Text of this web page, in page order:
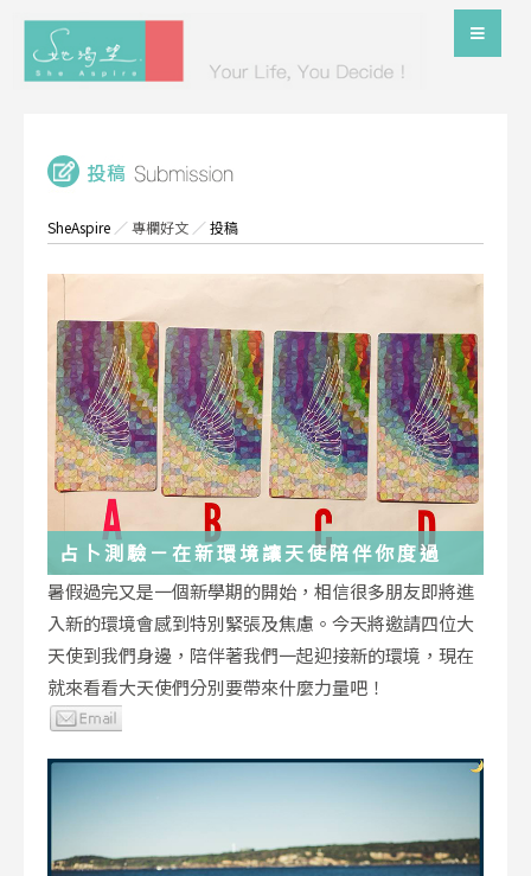
SheAspire ／專欄好文 ／投稿
占卜測驗－在新環境讓天使陪伴你度過
暑假過完又是一個新學期的開始，相信很多朋友即將進
入新的環境會感到特別緊張及焦慮。今天將邀請四位大
天使到我們身邊，陪伴著我們一起迎接新的環境，現在
就來看看大天使們分別要帶來什麼力量吧！